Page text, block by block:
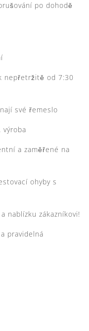
po dohodě
nepřetržitě od 7:30
své řemeslo
výroba
a zaměřené na
ohyby s
nablízku zákazníkovi!
pravidelná